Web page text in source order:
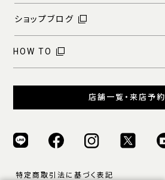
ショップブログ
HOW TO
店舗一覧・来店予約
特定商取引法に基づく表記